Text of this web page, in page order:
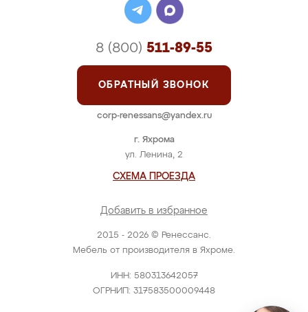
2015 - 2026 © Ренессанс.
Мебель от производителя в Яхроме.
ИНН: 580313642057
ОГРНИП: 317583500009448
г. Яхрома
ул. Ленина, 2
СХЕМА ПРОЕЗДА
Добавить в избранное
8 (800) 511-89-55
ОБРАТНЫЙ ЗВОНОК
corp-renessans@yandex.ru